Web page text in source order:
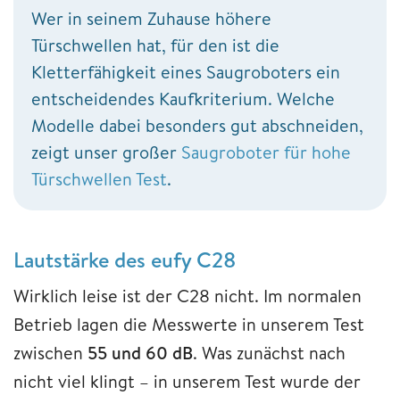
Wer in seinem Zuhause höhere
Türschwellen hat, für den ist die
Kletterfähigkeit eines Saugroboters ein
entscheidendes Kaufkriterium. Welche
Modelle dabei besonders gut abschneiden,
zeigt unser großer Saugroboter für hohe
Türschwellen Test.
Lautstärke des eufy C28
Wirklich leise ist der C28 nicht. Im normalen
Betrieb lagen die Messwerte in unserem Test
zwischen 55 und 60 dB. Was zunächst nach
nicht viel klingt – in unserem Test wurde der